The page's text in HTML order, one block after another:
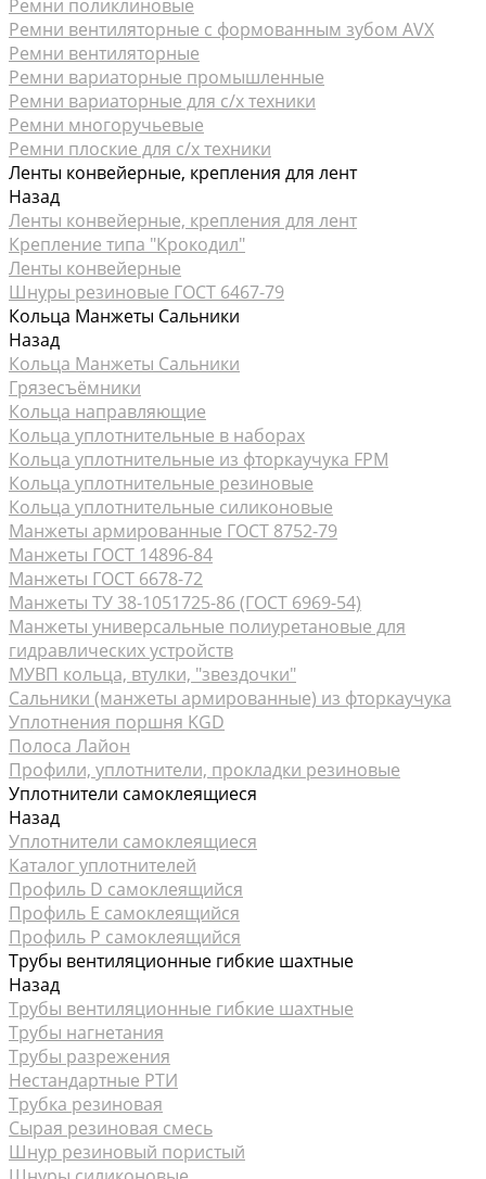
Ремни поликлиновые
Ремни вентиляторные с формованным зубом AVX
Ремни вентиляторные
Ремни вариаторные промышленные
Ремни вариаторные для с/х техники
Ремни многоручьевые
Ремни плоские для с/х техники
Ленты конвейерные, крепления для лент
Назад
Ленты конвейерные, крепления для лент
Крепление типа "Крокодил"
Ленты конвейерные
Шнуры резиновые ГОСТ 6467-79
Кольца Манжеты Сальники
Назад
Кольца Манжеты Сальники
Грязесъёмники
Кольца направляющие
Кольца уплотнительные в наборах
Кольца уплотнительные из фторкаучука FPM
Кольца уплотнительные резиновые
Кольца уплотнительные силиконовые
Манжеты армированные ГОСТ 8752-79
Манжеты ГОСТ 14896-84
Манжеты ГОСТ 6678-72
Манжеты ТУ 38-1051725-86 (ГОСТ 6969-54)
Манжеты универсальные полиуретановые для
гидравлических устройств
МУВП кольца, втулки, "звездочки"
Сальники (манжеты армированные) из фторкаучука
Уплотнения поршня KGD
Полоса Лайон
Профили, уплотнители, прокладки резиновые
Уплотнители самоклеящиеся
Назад
Уплотнители самоклеящиеся
Каталог уплотнителей
Профиль D самоклеящийся
Профиль Е самоклеящийся
Профиль P самоклеящийся
Трубы вентиляционные гибкие шахтные
Назад
Трубы вентиляционные гибкие шахтные
Трубы нагнетания
Трубы разрежения
Нестандартные РТИ
Трубка резиновая
Сырая резиновая смесь
Шнур резиновый пористый